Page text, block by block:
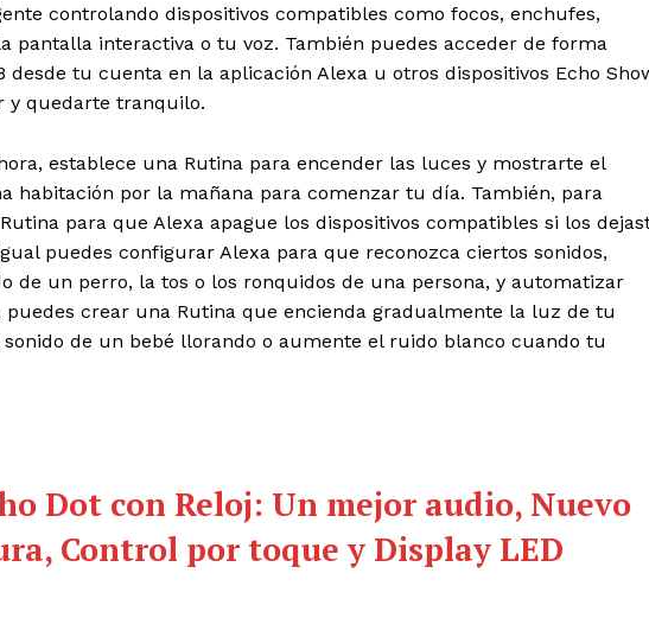
controlando dispositivos compatibles como focos, enchufes,
pantalla interactiva o tu voz. También puedes acceder de forma
desde tu cuenta en la aplicación Alexa u otros dispositivos Echo
y quedarte tranquilo.
establece una Rutina para encender las luces y mostrarte el
habitación por la mañana para comenzar tu día. También, para
para que Alexa apague los dispositivos compatibles si los
puedes configurar Alexa para que reconozca ciertos sonidos,
de un perro, la tos o los ronquidos de una persona, y automatizar
puedes crear una Rutina que encienda gradualmente la luz de tu
de un bebé llorando o aumente el ruido blanco cuando tu
Dot con Reloj: Un mejor audio, Nuevo
Control por toque y Display LED